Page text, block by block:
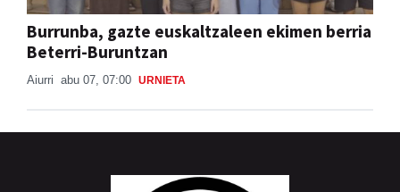
Burrunba, gazte euskaltzaleen ekimen berria
Beterri-Buruntzan
Aiurri abu 07, 07:00 URNIETA